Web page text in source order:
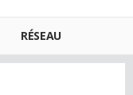
RÉSEAU